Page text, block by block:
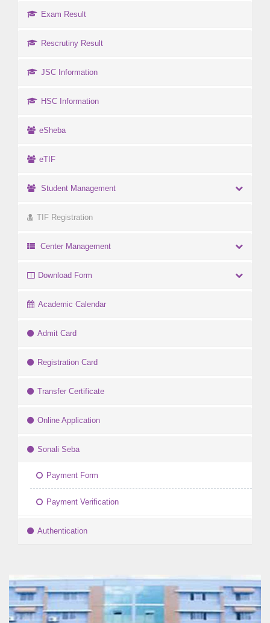
Exam Result
Rescrutiny Result
JSC Information
HSC Information
eSheba
eTIF
Student Management
TIF Registration
Center Management
Download Form
Academic Calendar
Admit Card
Registration Card
Transfer Certificate
Online Application
Sonali Seba
Payment Form
Payment Verification
Authentication